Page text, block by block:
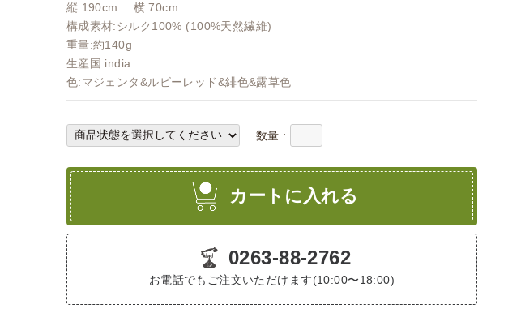
縦:190cm 横:70cm
構成素材:シルク100% (100%天然繊維)
重量:約140g
生産国:india
色:マジェンタ&ルビーレッド&緋色&露草色
数量 :
カートに入れる
0263-88-2762
お電話でもご注文いただけます(10:00〜18:00)